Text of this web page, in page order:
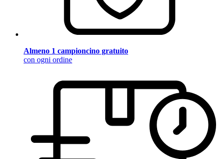
Almeno 1 campioncino gratuito
con ogni ordine